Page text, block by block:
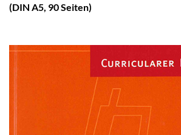
(DIN A5, 90 Seiten)